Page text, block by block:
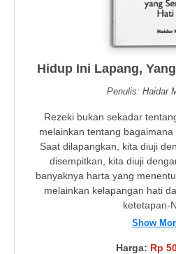
Hidup Ini Lapang,
Penulis: Haidar
Rezeki bukan sekadar
melainkan tentang bagaimana
Saat dilapangkan, kita diuji
disempitkan, kita diuji
banyaknya harta yang
melainkan kelapangan hati
ketetapan-
Show
Harga: Rp